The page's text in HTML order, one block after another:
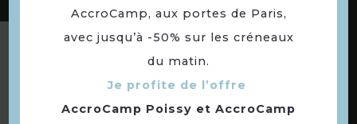
Suivez-nous
AccroCamp, aux portes de Paris,
avec jusqu’à -50% sur les créneaux
du matin.
Je profite de l’offre
AccroCamp Poissy et AccroCamp